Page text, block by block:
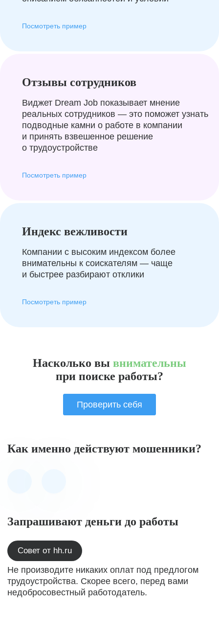
Посмотреть пример
Отзывы сотрудников
Виджет Dream Job показывает мнение
реальных сотрудников — это поможет узнать
подводные камни о работе в компании
и принять взвешенное решение
о трудоустройстве
Посмотреть пример
Индекс вежливости
Компании с высоким индексом более
внимательны к соискателям — чаще
и быстрее разбирают отклики
Посмотреть пример
Насколько вы внимательны
при поиске работы?
Проверить себя
Как именно действуют мошенники?
Запрашивают деньги до работы
Совет от hh.ru
Не производите никаких оплат под предлогом
трудоустройства. Скорее всего, перед вами
недобросовестный работодатель.